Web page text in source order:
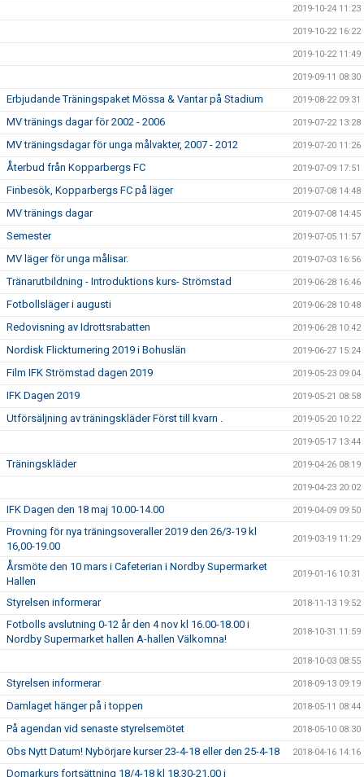
2019-10-24 11:23
2019-10-22 16:22
2019-10-22 11:49
2019-09-11 08:30
Erbjudande Träningspaket Mössa & Vantar på Stadium 2019-08-22 09:31
MV tränings dagar för 2002 - 2006 2019-07-22 13:28
MV träningsdagar för unga målvakter, 2007 - 2012 2019-07-20 11:26
Återbud från Kopparbergs FC 2019-07-09 17:51
Finbesök, Kopparbergs FC på läger 2019-07-08 14:48
MV tränings dagar 2019-07-08 14:45
Semester 2019-07-05 11:57
MV läger för unga målisar. 2019-07-03 16:56
Tränarutbildning - Introduktions kurs- Strömstad 2019-06-28 16:46
Fotbollsläger i augusti 2019-06-28 10:48
Redovisning av Idrottsrabatten 2019-06-28 10:42
Nordisk Flickturnering 2019 i Bohuslän 2019-06-27 15:24
Film IFK Strömstad dagen 2019 2019-05-23 09:04
IFK Dagen 2019 2019-05-21 08:58
Utförsäljning av träningskläder Först till kvarn . 2019-05-20 10:22
2019-05-17 13:44
Träningskläder 2019-04-26 08:19
2019-04-23 20:02
IFK Dagen den 18 maj 10.00-14.00 2019-04-09 09:50
Provning för nya träningsoveraller 2019 den 26/3-19 kl
16,00-19.00
2019-03-19 11:29
Årsmöte den 10 mars i Cafeterian i Nordby Supermarket
Hallen
2019-01-16 10:31
Styrelsen informerar 2018-11-13 19:52
Fotbolls avslutning 0-12 år den 4 nov kl 16.00-18.00 i
Nordby Supermarket hallen A-hallen Välkomna!
2018-10-31 11:59
2018-10-03 08:55
Styrelsen informerar 2018-09-13 09:19
Damlaget hänger på i toppen 2018-05-11 08:44
På agendan vid senaste styrelsemötet 2018-05-10 08:30
Obs Nytt Datum! Nybörjare kurser 23-4-18 eller den 25-4-18 2018-04-16 14:16
Domarkurs fortsättning 18/4-18 kl 18,30-21,00 i